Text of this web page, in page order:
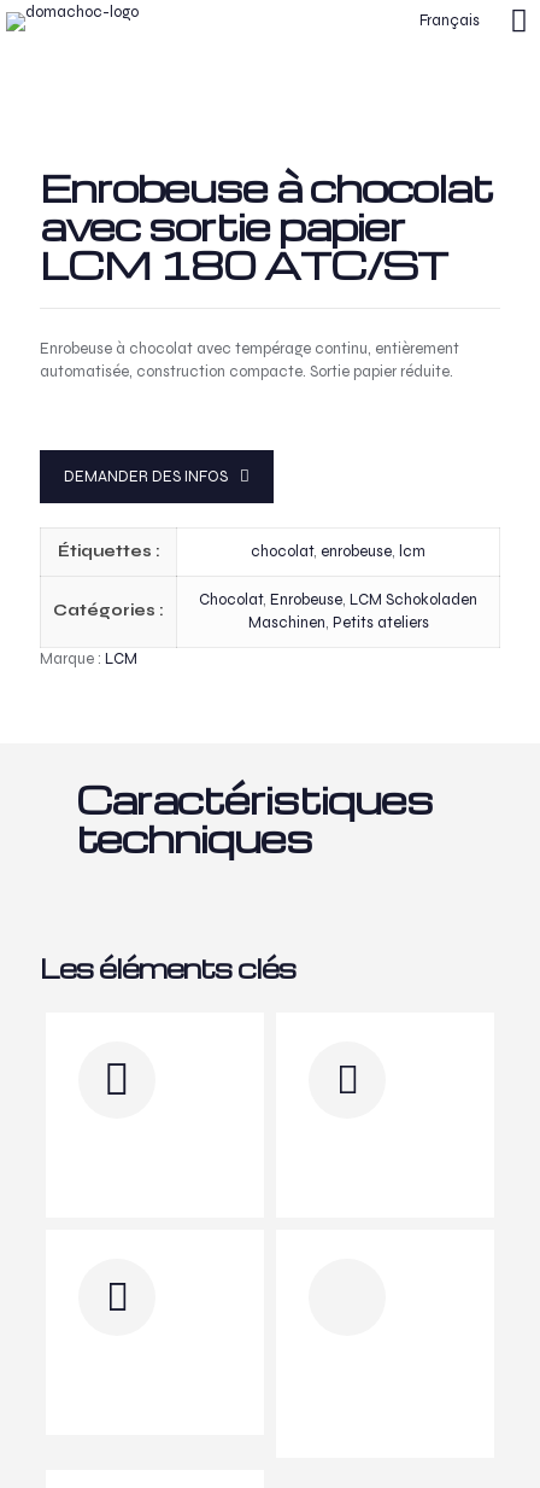
Français
Enrobeuse à chocolat
avec sortie papier
LCM 180 ATC/ST
Enrobeuse à chocolat avec tempérage continu, entièrement
automatisée, construction compacte. Sortie papier réduite.
DEMANDER DES INFOS
Étiquettes : chocolat, enrobeuse, lcm
Catégories :
Chocolat, Enrobeuse, LCM Schokoladen
Maschinen, Petits ateliers
Marque : LCM
Caractéristiques
techniques
Les éléments clés